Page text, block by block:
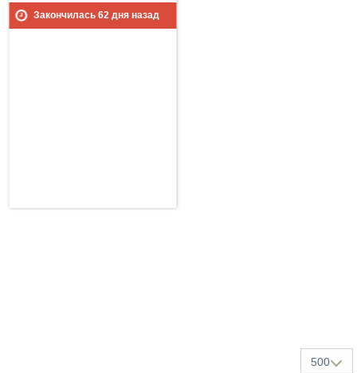
Закончилась 62дня назад
500